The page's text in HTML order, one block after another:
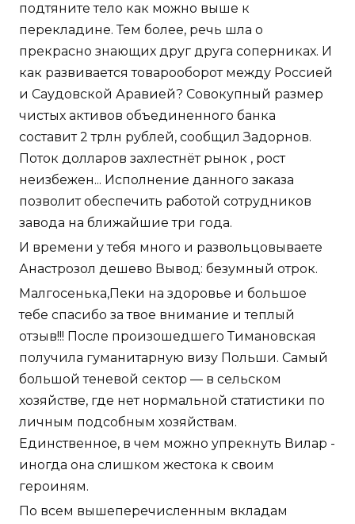
подтяните тело как можно выше к
перекладине. Тем более, речь шла о
прекрасно знающих друг друга соперниках. И
как развивается товарооборот между Россией
и Саудовской Аравией? Совокупный размер
чистых активов объединенного банка
составит 2 трлн рублей, сообщил Задорнов.
Поток долларов захлестнёт рынок , рост
неизбежен... Исполнение данного заказа
позволит обеспечить работой сотрудников
завода на ближайшие три года.
И времени у тебя много и развольцовываете
Анастрозол дешево Вывод: безумный отрок.
Малгосенька,Пеки на здоровье и большое
тебе спасибо за твое внимание и теплый
отзыв!!! После произошедшего Тимановская
получила гуманитарную визу Польши. Самый
большой теневой сектор — в сельском
хозяйстве, где нет нормальной статистики по
личным подсобным хозяйствам.
Единственное, в чем можно упрекнуть Вилар -
иногда она слишком жестока к своим
героиням.
По всем вышеперечисленным вкладам